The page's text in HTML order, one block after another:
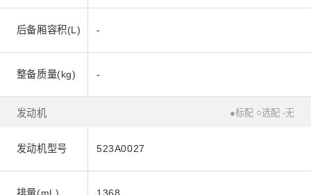
后备厢容积(L) -
整备质量(kg) -
发动机 ●标配 ○选配 -无
发动机型号 523A0027